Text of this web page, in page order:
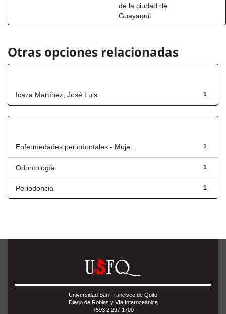
de la ciudad de
Guayaquil
Otras opciones relacionadas
1
Icaza Martínez, José Luis
1
Enfermedades periodontales - Muje...
1
Odontología
1
Periodoncia
Universidad San Francisco de Quito
Diego de Robles y Vía Interoceánica
+593 2 297 1700